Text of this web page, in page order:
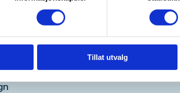
Tillat utvalg
gjerne på Facebook: